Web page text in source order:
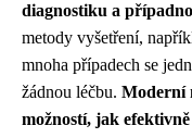
diagnostiku a
metody vyšetření,
mnoha případech se
žádnou léčbu. Moderní
možností, jak